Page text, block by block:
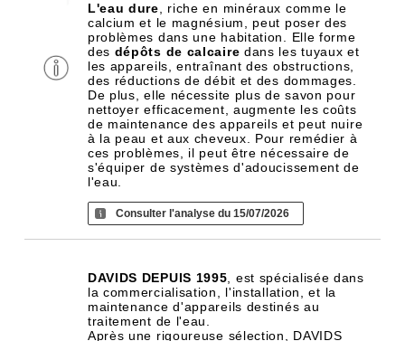
L'eau dure , riche en minéraux comme le
calcium et le magnésium, peut poser des
problèmes dans une habitation. Elle forme
des dépôts de calcaire dans les tuyaux et
les appareils, entraînant des obstructions,
des réductions de débit et des dommages.
De plus, elle nécessite plus de savon pour
nettoyer efficacement, augmente les coûts
de maintenance des appareils et peut nuire
à la peau et aux cheveux. Pour remédier à
ces problèmes, il peut être nécessaire de
s'équiper de systèmes d'adoucissement de
l'eau.
Consulter l'analyse du 15/07/2026
DAVIDS DEPUIS 1995 , est spécialisée dans
la commercialisation, l'installation, et la
maintenance d'appareils destinés au
traitement de l'eau.
Après une rigoureuse sélection, DAVIDS